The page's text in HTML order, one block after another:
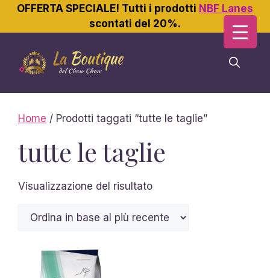
OFFERTA SPECIALE! Tutti i prodotti NBF Lanes
scontati del 20%.
contenuto
Home / Prodotti taggati “tutte le taglie”
tutte le taglie
Visualizzazione del risultato